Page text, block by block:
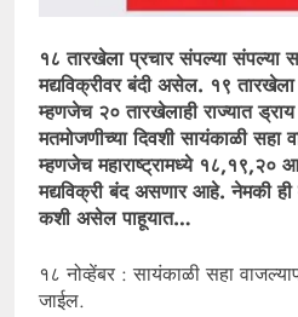
१८ तारखेला प्रचार संपल्या संपल्या
मद्यविक्रीवर बंदी असेल. १९ तारखेला
म्हणजेच २० तारखेलाही राज्यात
मतमोजणीच्या दिवशी सायंकाळी सहा
म्हणजेच महाराष्ट्रामध्ये १८,१९,२०
मद्यविक्री बंद असणार आहे. नेमकी ही
कशी असेल पाहूयात…
१८ नोव्हेंबर : सायंकाळी सहा
जाईल.